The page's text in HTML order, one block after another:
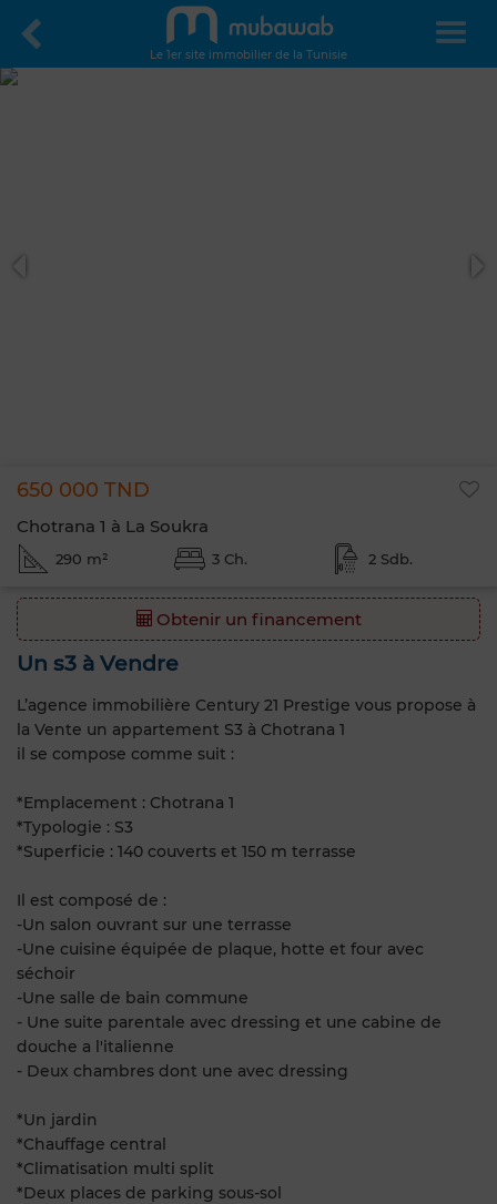
Le 1er site immobilier de la Tunisie
650 000 TND
Chotrana 1 à La Soukra
290 m² 3 Ch. 2 Sdb.
Obtenir un financement
Un s3 à Vendre
L’agence immobilière Century 21 Prestige vous propose à
la Vente un appartement S3 à Chotrana 1
il se compose comme suit :
*Emplacement : Chotrana 1
*Typologie : S3
*Superficie : 140 couverts et 150 m terrasse
Il est composé de :
-Un salon ouvrant sur une terrasse
-Une cuisine équipée de plaque, hotte et four avec
séchoir
-Une salle de bain commune
- Une suite parentale avec dressing et une cabine de
douche a l'italienne
- Deux chambres dont une avec dressing
*Un jardin
*Chauffage central
*Climatisation multi split
*Deux places de parking sous-sol